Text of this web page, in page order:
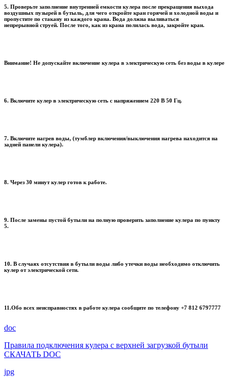
5. Проверьте заполнение внутренней емкости кулера после прекращения выхода
воздушных пузырей в бутыль, для чего откройте кран горячей и холодной воды и
пропустите по стакану из каждого крана. Вода должна выливаться
непрерывной струей. После того, как из крана полилась вода, закройте кран.
Внимание! Не допускайте включение кулера в электрическую сеть без воды в кулере
6. Включите кулер в электрическую сеть с напряжением 220 В 50 Гц.
7. Включите нагрев воды, (тумблер включения/выключения нагрева находится на
задней панели кулера).
8. Через 30 минут кулер готов к работе.
9. После замены пустой бутыли на полную проверить заполнение кулера по пункту
5.
10. В случаях отсутствия в бутыли воды либо утечки воды необходимо отключить
кулер от электрической сети.
11.Обо всех неисправностях в работе кулера сообщите по телефону +7 812 6797777
doc
Правила подключения кулера с верхней загрузкой бутыли
СКАЧАТЬ DOC
jpg